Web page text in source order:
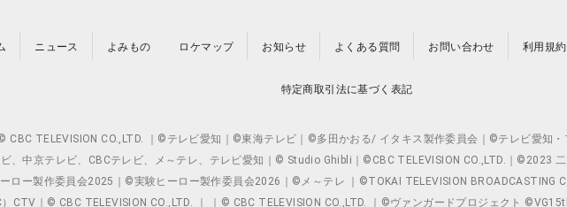
ニュース よみもの ロケマップ お知らせ よくある質問 お問い合わせ 利用規約
特定商取引法に基づく表記
TELEVISION CO.,LTD. ｜©テレビ愛知｜©東海テレビ｜©多田かおる/ イタキス製作委員会｜©テレビ愛知
、中京テレビ、CBCテレビ、メ～テレ、テレビ愛知｜© Studio Ghibli｜©CBC TELEVISION CO.,LTD.｜©2023
ー製作委員会2025｜©実験ヒーロー製作委員会2026｜©メ～テレ ｜©TOKAI TELEVISION BROADCASTING
CTV｜© CBC TELEVISION CO.,LTD. ｜ ｜© CBC TELEVISION CO.,LTD. ｜©ヴァンガードプロジェクト